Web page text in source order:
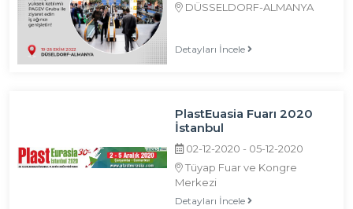
DÜSSELDORF-ALMANYA
Detayları İncele
PlastEuasia Fuarı 2020
İstanbul
02-12-2020 - 05-12-2020
Tüyap Fuar ve Kongre
Merkezi
Detayları İncele